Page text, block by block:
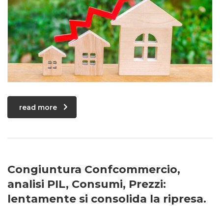
read more
Congiuntura Confcommercio,
analisi PIL, Consumi, Prezzi:
lentamente si consolida la ripresa.